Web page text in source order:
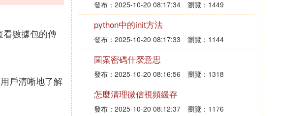
看數據包的傳
戶清晰地了解
發布：2025-10-20 08:17:34 瀏覽：1449
python中的init方法
發布：2025-10-20 08:17:33 瀏覽：1144
圖案密碼什麼意思
發布：2025-10-20 08:16:56 瀏覽：1318
怎麼清理微信視頻緩存
發布：2025-10-20 08:12:37 瀏覽：1176